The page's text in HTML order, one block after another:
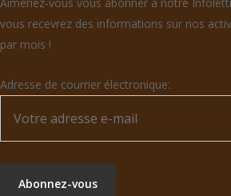
vous recevrez des informations sur nos
par mois !
Adresse de courrier électronique: